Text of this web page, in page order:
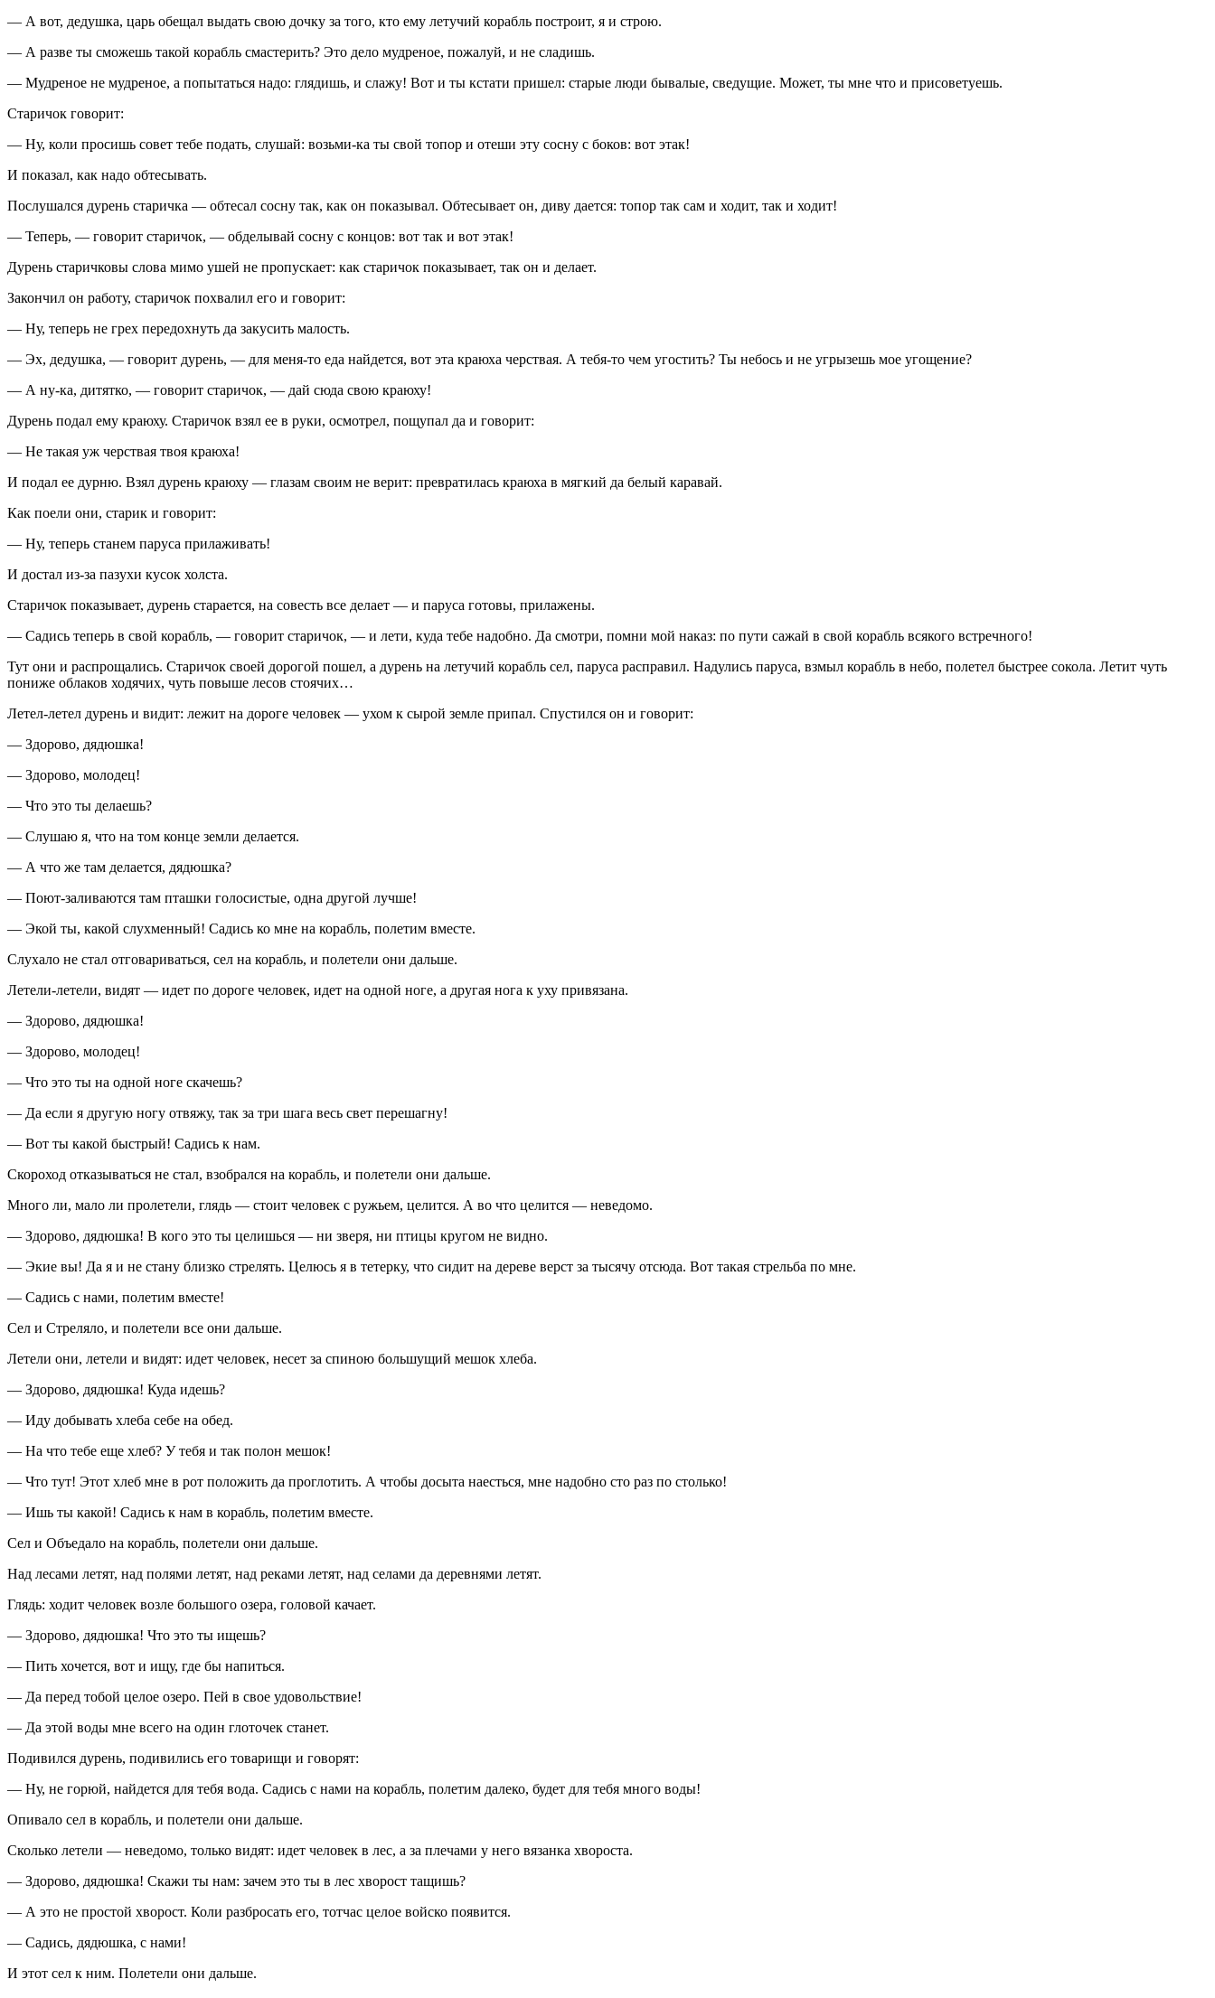
— А вот, дедушка, царь обещал выдать свою дочку за того, кто ему летучий корабль построит, я и строю.
— А разве ты сможешь такой корабль смастерить? Это дело мудреное, пожалуй, и не сладишь.
— Мудреное не мудреное, а попытаться надо: глядишь, и слажу! Вот и ты кстати пришел: старые люди бывалые, сведущие. Может, ты мне что и присоветуешь.
Старичок говорит:
— Ну, коли просишь совет тебе подать, слушай: возьми-ка ты свой топор и отеши эту сосну с боков: вот этак!
И показал, как надо обтесывать.
Послушался дурень старичка — обтесал сосну так, как он показывал. Обтесывает он, диву дается: топор так сам и ходит, так и ходит!
— Теперь, — говорит старичок, — обделывай сосну с концов: вот так и вот этак!
Дурень старичковы слова мимо ушей не пропускает: как старичок показывает, так он и делает.
Закончил он работу, старичок похвалил его и говорит:
— Ну, теперь не грех передохнуть да закусить малость.
— Эх, дедушка, — говорит дурень, — для меня-то еда найдется, вот эта краюха черствая. А тебя-то чем угостить? Ты небось и не угрызешь мое угощение?
— А ну-ка, дитятко, — говорит старичок, — дай сюда свою краюху!
Дурень подал ему краюху. Старичок взял ее в руки, осмотрел, пощупал да и говорит:
— Не такая уж черствая твоя краюха!
И подал ее дурню. Взял дурень краюху — глазам своим не верит: превратилась краюха в мягкий да белый каравай.
Как поели они, старик и говорит:
— Ну, теперь станем паруса прилаживать!
И достал из-за пазухи кусок холста.
Старичок показывает, дурень старается, на совесть все делает — и паруса готовы, прилажены.
— Садись теперь в свой корабль, — говорит старичок, — и лети, куда тебе надобно. Да смотри, помни мой наказ: по пути сажай в свой корабль всякого встречного!
Тут они и распрощались. Старичок своей дорогой пошел, а дурень на летучий корабль сел, паруса расправил. Надулись паруса, взмыл корабль в небо, полетел быстрее сокола. Летит чуть
пониже облаков ходячих, чуть повыше лесов стоячих…
Летел-летел дурень и видит: лежит на дороге человек — ухом к сырой земле припал. Спустился он и говорит:
— Здорово, дядюшка!
— Здорово, молодец!
— Что это ты делаешь?
— Слушаю я, что на том конце земли делается.
— А что же там делается, дядюшка?
— Поют-заливаются там пташки голосистые, одна другой лучше!
— Экой ты, какой слухменный! Садись ко мне на корабль, полетим вместе.
Слухало не стал отговариваться, сел на корабль, и полетели они дальше.
Летели-летели, видят — идет по дороге человек, идет на одной ноге, а другая нога к уху привязана.
— Здорово, дядюшка!
— Здорово, молодец!
— Что это ты на одной ноге скачешь?
— Да если я другую ногу отвяжу, так за три шага весь свет перешагну!
— Вот ты какой быстрый! Садись к нам.
Скороход отказываться не стал, взобрался на корабль, и полетели они дальше.
Много ли, мало ли пролетели, глядь — стоит человек с ружьем, целится. А во что целится — неведомо.
— Здорово, дядюшка! В кого это ты целишься — ни зверя, ни птицы кругом не видно.
— Экие вы! Да я и не стану близко стрелять. Целюсь я в тетерку, что сидит на дереве верст за тысячу отсюда. Вот такая стрельба по мне.
— Садись с нами, полетим вместе!
Сел и Стреляло, и полетели все они дальше.
Летели они, летели и видят: идет человек, несет за спиною большущий мешок хлеба.
— Здорово, дядюшка! Куда идешь?
— Иду добывать хлеба себе на обед.
— На что тебе еще хлеб? У тебя и так полон мешок!
— Что тут! Этот хлеб мне в рот положить да проглотить. А чтобы досыта наесться, мне надобно сто раз по столько!
— Ишь ты какой! Садись к нам в корабль, полетим вместе.
Сел и Объедало на корабль, полетели они дальше.
Над лесами летят, над полями летят, над реками летят, над селами да деревнями летят.
Глядь: ходит человек возле большого озера, головой качает.
— Здорово, дядюшка! Что это ты ищешь?
— Пить хочется, вот и ищу, где бы напиться.
— Да перед тобой целое озеро. Пей в свое удовольствие!
— Да этой воды мне всего на один глоточек станет.
Подивился дурень, подивились его товарищи и говорят:
— Ну, не горюй, найдется для тебя вода. Садись с нами на корабль, полетим далеко, будет для тебя много воды!
Опивало сел в корабль, и полетели они дальше.
Сколько летели — неведомо, только видят: идет человек в лес, а за плечами у него вязанка хвороста.
— Здорово, дядюшка! Скажи ты нам: зачем это ты в лес хворост тащишь?
— А это не простой хворост. Коли разбросать его, тотчас целое войско появится.
— Садись, дядюшка, с нами!
И этот сел к ним. Полетели они дальше.